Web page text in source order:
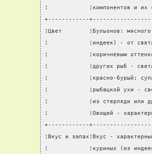
¦            ¦компонентов и их
+------------
¦Цвет        ¦Бульонов:
¦            ¦индеек) - от
¦            ¦коричневым
¦            ¦других рыб -
¦            ¦красно-бурый; супа
¦            ¦рыбацкой ухи -
¦            ¦из стерляди или
¦            ¦Овощей -
+------------
¦Вкус и запах¦Вкус -
¦            ¦куриных (из